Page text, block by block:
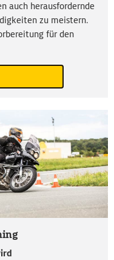
auch herausfordernde
zu meistern.
für den